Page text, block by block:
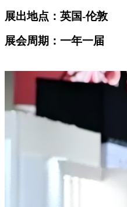
展出地点：英国-伦敦
展会周期：一年一届